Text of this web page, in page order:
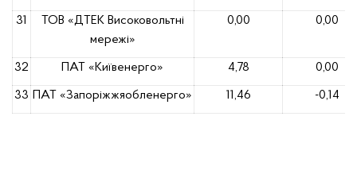
31
ТОВ «ДТЕК Високовольтні
мережі»
0,00 0,00
32 ПАТ «Київенерго» 4,78 0,00
33 ПАТ «Запоріжжяобленерго» 11,46 -0,14